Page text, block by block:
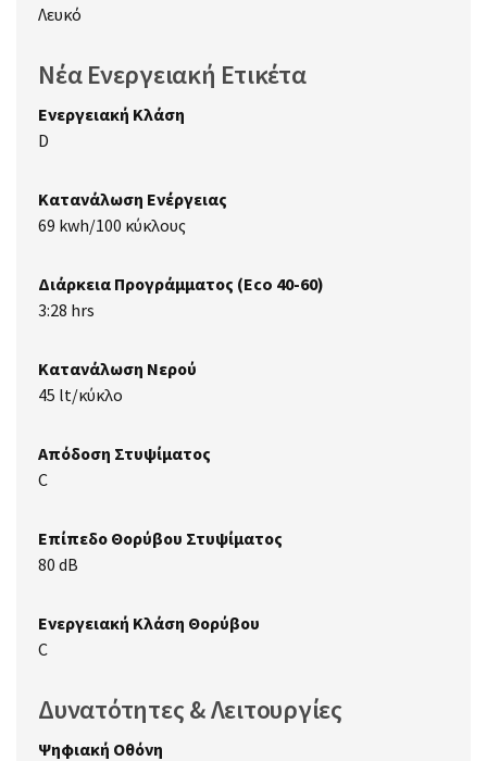
Λευκό
Νέα Ενεργειακή Ετικέτα
Ενεργειακή Κλάση
D
Κατανάλωση Ενέργειας
69 kwh/100 κύκλους
Διάρκεια Προγράμματος (Eco 40-60)
3:28 hrs
Κατανάλωση Νερού
45 lt/κύκλο
Απόδοση Στυψίματος
C
Επίπεδο Θορύβου Στυψίματος
80 dB
Ενεργειακή Κλάση Θορύβου
C
Δυνατότητες & Λειτουργίες
Ψηφιακή Οθόνη